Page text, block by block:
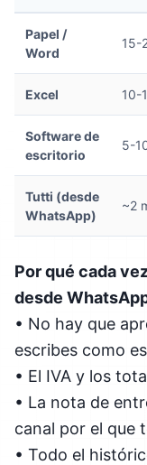
Papel /
Word
15-
Excel 10-
Software de
escritorio
5-
Tutti (desde
WhatsApp)
~2
Por qué cada
desde
• No hay que
escribes como
• El IVA y los
• La nota de
canal por el que
• Todo el